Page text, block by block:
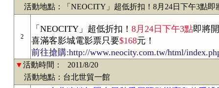
活動地點：「NEOCITY」超低折扣！8月24日下午3點即
2
「NEOCITY」超低折扣！ 8月24日下午3點即將
喜滿客影城電影票只要$168元！
前往搶購:http://www.neocity.com.tw/html/
▼活動時間：
2011/8/20
活動地點：台北世貿一館